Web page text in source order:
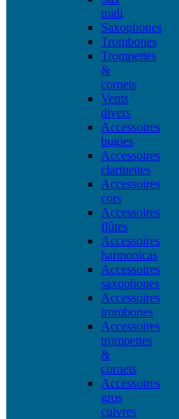
midi
Saxophones
Trombones
Trompettes
&
cornets
Vents
divers
Accessoires
bugles
Accessoires
clarinettes
Accessoires
cors
Accessoires
flûtes
Accessoires
harmonicas
Accessoires
saxophones
Accessoires
trombones
Accessoires
trompettes
&
cornets
Accessoires
gros
cuivres